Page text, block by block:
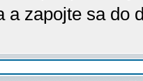
a zapojte sa do